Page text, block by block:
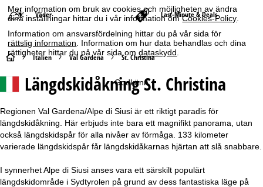
Mer information om bruk av cookies och möjligheten av ändra
dina inställningar hittar du i vår information omCookies-Policy.
Information om ansvarsfördelning hittar du på vår sida för
rättslig information. Information om hur data behandlas och dina
rättigheter hittar du på vår sida omdataskydd.
Godkänn
Väder Last-Minute & Deals
S
r
s
Italien Val Gardena St. Christina
Längdskidåkning St. Christina
Regionen Val Gardena/Alpe di Siusi är ett riktigt paradis för
längdskidåkning. Här erbjuds inte bara ett magnifikt panorama, utan
också längdskidspår för alla nivåer av förmåga. 133 kilometer
varierade längdskidspår får längdskidåkarnas hjärtan att slå snabbare.
I synnerhet Alpe di Siusi anses vara ett särskilt populärt
längdskidområde i Sydtyrolen på grund av dess fantastiska läge på